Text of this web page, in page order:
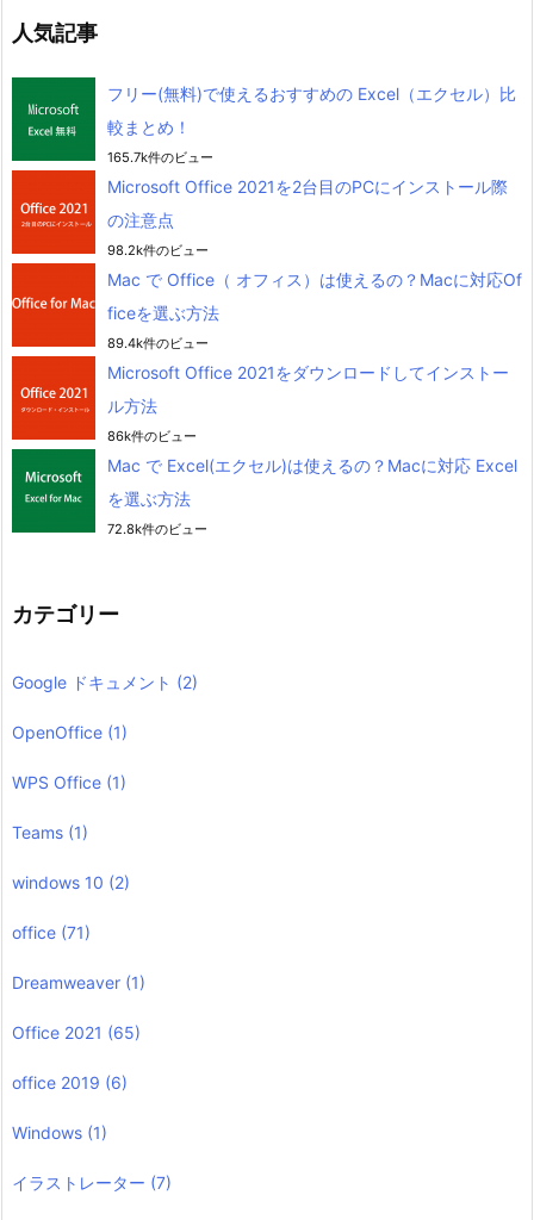
人気記事
フリー(無料)で使えるおすすめの Excel（エクセル）比
較まとめ！
165.7k件のビュー
Microsoft Office 2021を2台目のPCにインストール際
の注意点
98.2k件のビュー
Mac で Office（ オフィス）は使えるの？Macに対応Of
ficeを選ぶ方法
89.4k件のビュー
Microsoft Office 2021をダウンロードしてインストー
ル方法
86k件のビュー
Mac で Excel(エクセル)は使えるの？Macに対応 Excel
を選ぶ方法
72.8k件のビュー
カテゴリー
Google ドキュメント (2)
OpenOffice (1)
WPS Office (1)
Teams (1)
windows 10 (2)
office (71)
Dreamweaver (1)
Office 2021 (65)
office 2019 (6)
Windows (1)
イラストレーター (7)